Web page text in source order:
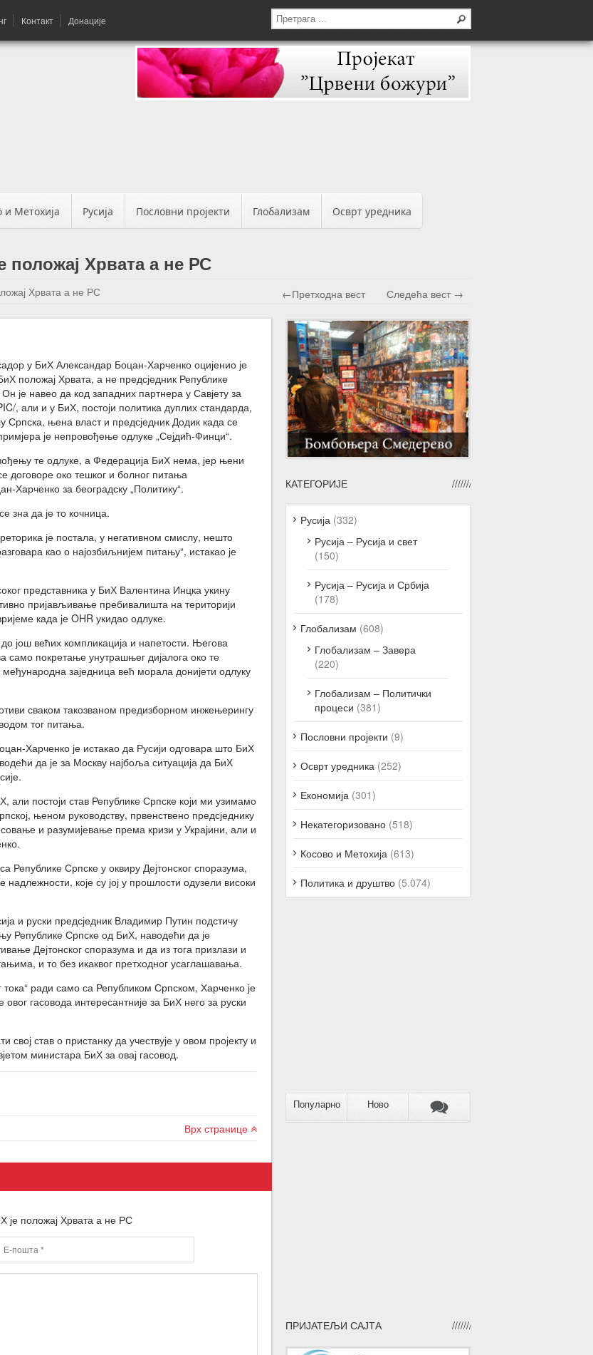
Контакт Донације
и Метохија Русија Пословни пројекти Глобализам Осврт уредника
положај Хрвата а не РС
Хрвата а не РС ←Претходна вест Следећа вест →
у БиХ Александар Боцан-Харченко оцијенио је
положај Хрвата, а не предсједник Републике
је навео да код западних партнера у Савјету за
, али и у БиХ, постоји политика дуплих стандарда,
Српска, њена власт и предсједник Додик када се
је непровођење одлуке „Сејдић-Финци“.
те одлуке, а Федерација БиХ нема, јер њени
договоре око тешког и болног питања
Харченко за београдску „Политику“.
зна да је то кочница.
је постала, у негативном смислу, нешто
као о најозбиљнијем питању“, истакао је
представника у БиХ Валентина Инцка укину
пријављивање пребивалишта на територији
када је OHR укидао одлуке.
још већих компликација и напетости. Његова
само покретање унутрашњег дијалога око те
заједница већ морала донијети одлуку
сваком такозваном предизборном инжењерингу
тог питања.
Харченко је истакао да Русији одговара што БиХ
да је за Москву најбоља ситуација да БиХ
али постоји став Републике Српске који ми узимамо
њеном руководству, првенствено предсједнику
и разумијевање према кризи у Украјини, али и
Републике Српске у оквиру Дејтонског споразума,
надлежности, које су јој у прошлости одузели високи
и руски предсједник Владимир Путин подстичу
Републике Српске од БиХ, наводећи да је
Дејтонског споразума и да из тога призлази и
и то без икаквог претходног усаглашавања.
ради само са Републиком Српском, Харченко је
гасовода интересантније за БиХ него за руски
став о пристанку да учествује у овом пројекту и
министара БиХ за овај гасовод.
Врх странице
је положај Хрвата а не РС
КАТЕГОРИЈЕ
Русија (332)
Русија – Русија и свет
(150)
Русија – Русија и Србија
(178)
Глобализам (608)
Глобализам – Завера
(220)
Глобализам – Политички
процеси (381)
Пословни пројекти (9)
Осврт уредника (252)
Економија (301)
Некатегоризовано (518)
Косово и Метохија (613)
Политика и друштво (5.074)
Популарно Ново
ПРИЈАТЕЉИ САЈТА